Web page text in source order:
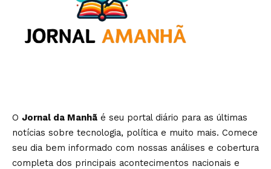
O Jornal da Manhã é seu portal diário para as últimas
notícias sobre tecnologia, política e muito mais. Comece
seu dia bem informado com nossas análises e cobertura
completa dos principais acontecimentos nacionais e